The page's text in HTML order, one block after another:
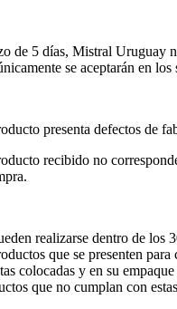
de 5 días, Mistral Uruguay
se aceptarán en los
presenta defectos de
recibido no
realizarse dentro de los
que se presenten para
colocadas y en su
que no cumplan con